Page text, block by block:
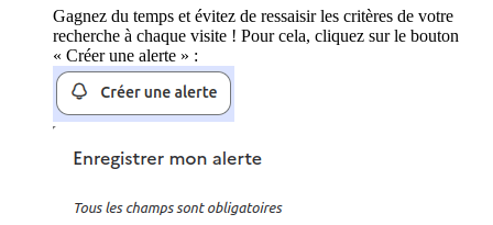
Gagnez du temps et évitez de ressaisir les critères de votre
recherche à chaque visite ! Pour cela, cliquez sur le bouton
« Créer une alerte » :